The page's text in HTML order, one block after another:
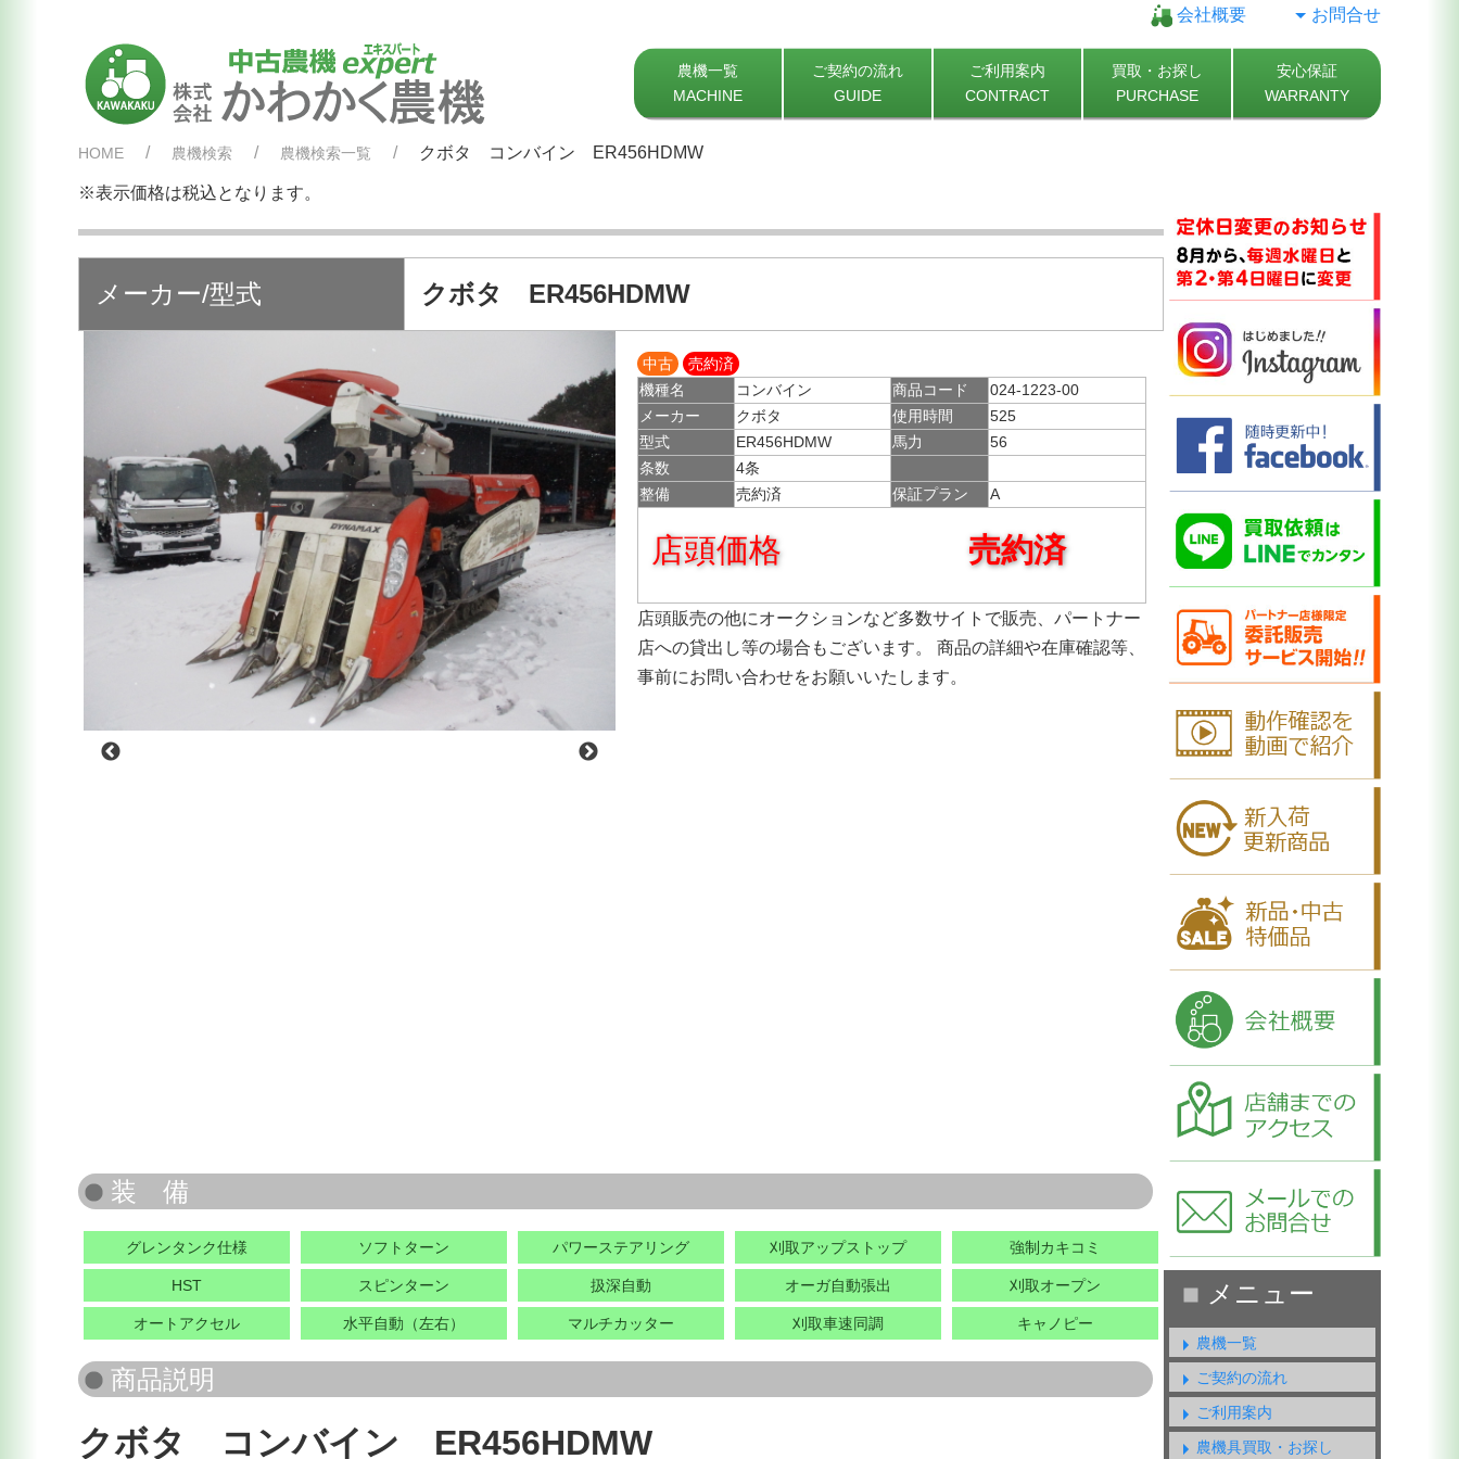
会社概要 お問合せ
農機一覧
MACHINE
ご契約の流れ
GUIDE
ご利用案内
CONTRACT
買取・お探し
PURCHASE
安心保証
WARRANTY
HOME 農機検索 農機検索一覧 クボタ コンバイン ER456HDMW
※表示価格は税込となります。
メーカー/型式 クボタ ER456HDMW
中古
売約済
機種名
コンバイン 商品コード
024-1223-00
メーカー
クボタ 使用時間
525
型式
ER456HDMW 馬力
56
条数
4条
整備
売約済 保証プラン A
店頭価格 売約済
店頭販売の他にオークションなど多数サイトで販売、パートナー
店への貸出し等の場合もございます。 商品の詳細や在庫確認等、
事前にお問い合わせをお願いいたします。
グレンタンク仕様 ソフトターン パワーステアリング 刈取アップストップ 強制カキコミ
HST スピンターン 扱深自動 オーガ自動張出 刈取オープン
オートアクセル 水平自動（左右） マルチカッター 刈取車速同調 キャノピー
クボタ コンバイン ER456HDMW
農機一覧
ご契約の流れ
ご利用案内
農機具買取・お探し